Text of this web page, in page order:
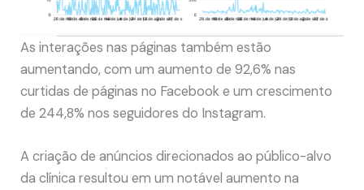
As interações nas páginas também estão
aumentando, com um aumento de 92,6% nas
curtidas de páginas no Facebook e um crescimento
de 244,8% nos seguidores do Instagram.
A criação de anúncios direcionados ao público-alvo
da clínica resultou em um notável aumento na